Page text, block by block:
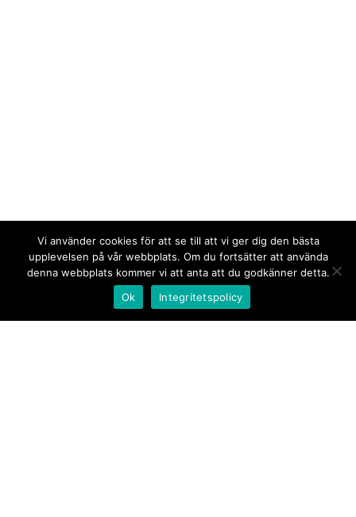
Vi använder cookies för att se till att vi ger dig den bästa
upplevelsen på vår webbplats. Om du fortsätter att använda
denna webbplats kommer vi att anta att du godkänner detta.
Ok
Integritetspolicy